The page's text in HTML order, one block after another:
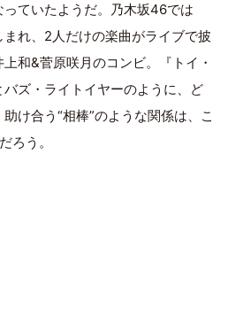
ていたようだ。乃木坂46では
まれ、2人だけの楽曲がライブで披
和&菅原咲月のコンビ。『トイ・
ズ・ライトイヤーのように、ど
け合う“相棒”のような関係は、こ
ろう。